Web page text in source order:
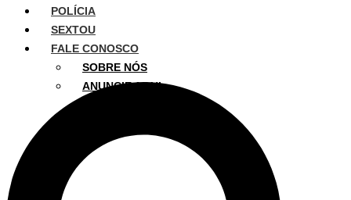
POLÍCIA
SEXTOU
FALE CONOSCO
SOBRE NÓS
ANUNCIE AQUI